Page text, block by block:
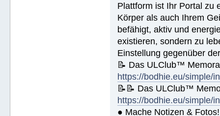
Spende € ______.- liegt bei!
Plattform ist Ihr Portal zu
Körper als auch Ihrem
befähigt, aktiv und
existieren, sondern zu
Einstellung gegenüber
📝 Das ULClub™
https://bodhie.eu/simple/
📝📝 Das ULClub™
https://bodhie.eu/simple/
● Mache Notizen & Fotos!